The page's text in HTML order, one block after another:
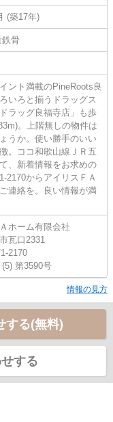
(築17年)
鉄骨
ント満載のPineRoots良
いろと揃うドラッグス
ラッグ良福寺店」も歩
。上階無しの物件は
うか。使い勝手のいい
。ココ和歌山線ＪＲ五
、新着情報をお求めの
2170からアイリスＦＡ
連絡を。良い情報が満
ホーム有限会社
瓦口2331
2170
第3590号
情報の見方
する(無料)
する